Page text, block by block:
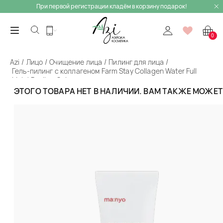
При первой регистрации кладём в корзину подарок!
0
ЭТОГО ТОВАРА НЕТ В НАЛИЧИИ. ВАМ ТАКЖЕ
Azi Лицо Очищение лица
Пилинг для лица
Гель-пилинг с коллагеном Farm Stay Collagen Water Full
Moist Peeling Gel
Назад